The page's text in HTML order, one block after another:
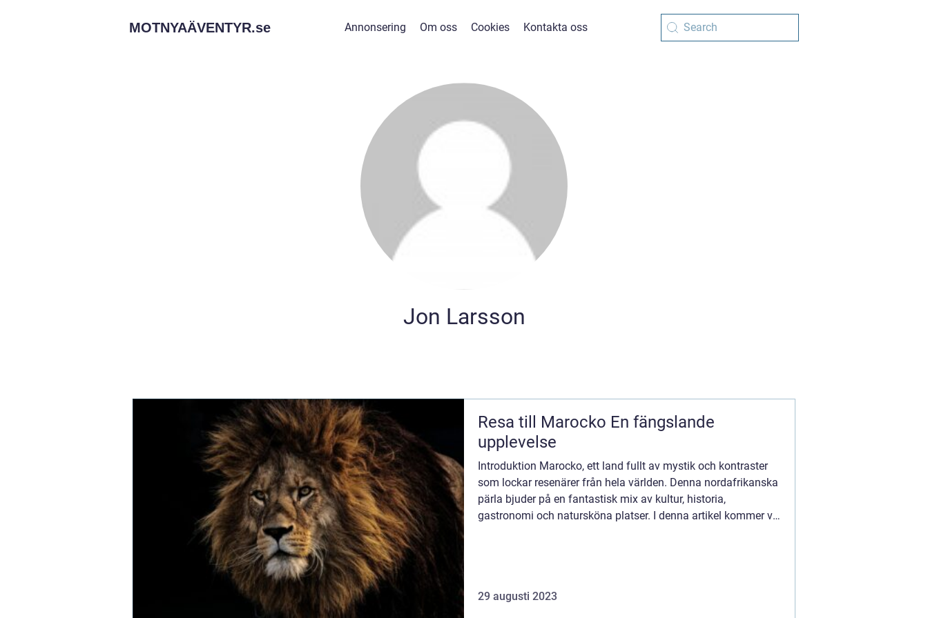
MOTNYAÄVENTYR.se Annonsering Om oss Cookies Kontakta oss
Jon Larsson
Resa till Marocko En fängslande
upplevelse
Introduktion Marocko, ett land fullt av mystik och kontraster
som lockar resenärer från hela världen. Denna nordafrikanska
pärla bjuder på en fantastisk mix av kultur, historia,
gastronomi och natursköna platser. I denna artikel kommer vi
29 augusti 2023